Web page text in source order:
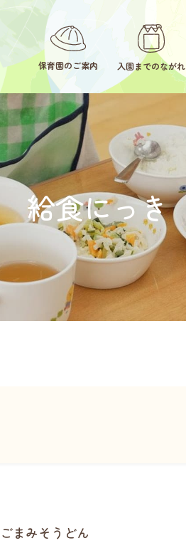
保育園のご案内 入園までのながれ
給食にっき
ごまみそうどん